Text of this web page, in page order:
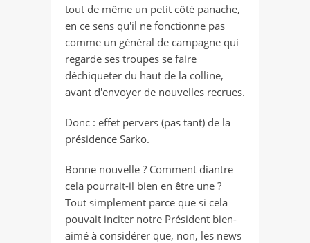
tout de même un petit côté panache,
en ce sens qu'il ne fonctionne pas
comme un général de campagne qui
regarde ses troupes se faire
déchiqueter du haut de la colline,
avant d'envoyer de nouvelles recrues.
Donc : effet pervers (pas tant) de la
présidence Sarko.
Bonne nouvelle ? Comment diantre
cela pourrait-il bien en être une ?
Tout simplement parce que si cela
pouvait inciter notre Président bien-
aimé à considérer que, non, les news